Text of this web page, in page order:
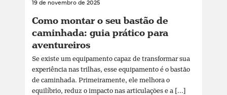
19 de novembro de 2025
Como montar o seu bastão de
caminhada: guia prático para
aventureiros
Se existe um equipamento capaz de transformar sua
experiência nas trilhas, esse equipamento é o bastão
de caminhada. Primeiramente, ele melhora o
equilíbrio, reduz o impacto nas articulações e a [...]